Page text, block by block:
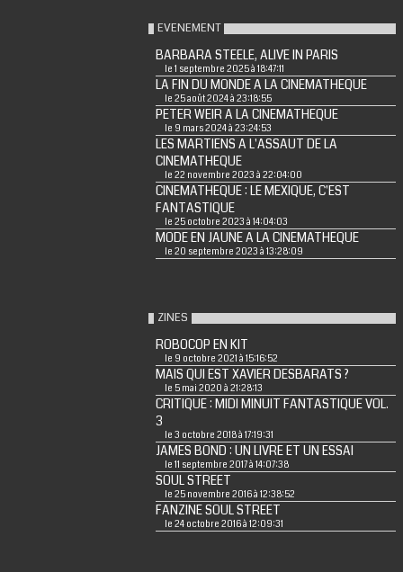
EVENEMENT
BARBARA STEELE, ALIVE IN PARIS
le 1 septembre 2025 à 18:47:11
LA FIN DU MONDE A LA CINEMATHEQUE
le 25 août 2024 à 23:18:55
PETER WEIR A LA CINEMATHEQUE
le 9 mars 2024 à 23:24:53
LES MARTIENS A L'ASSAUT DE LA
CINEMATHEQUE
le 22 novembre 2023 à 22:04:00
CINEMATHEQUE : LE MEXIQUE, C'EST
FANTASTIQUE
le 25 octobre 2023 à 14:04:03
MODE EN JAUNE A LA CINEMATHEQUE
le 20 septembre 2023 à 13:28:09
ZINES
ROBOCOP EN KIT
le 9 octobre 2021 à 15:16:52
MAIS QUI EST XAVIER DESBARATS ?
le 5 mai 2020 à 21:28:13
CRITIQUE : MIDI MINUIT FANTASTIQUE VOL.
3
le 3 octobre 2018 à 17:19:31
JAMES BOND : UN LIVRE ET UN ESSAI
le 11 septembre 2017 à 14:07:38
SOUL STREET
le 25 novembre 2016 à 12:38:52
FANZINE SOUL STREET
le 24 octobre 2016 à 12:09:31